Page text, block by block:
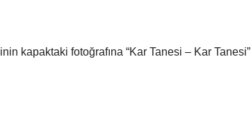
kapaktaki fotoğrafına “Kar Tanesi – Kar Tanesi”